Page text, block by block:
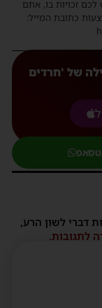
לכם זכויות בו, אתם
כתובת המייל:
של 'חרדים
דברי לשון הרע,
לתגובות.